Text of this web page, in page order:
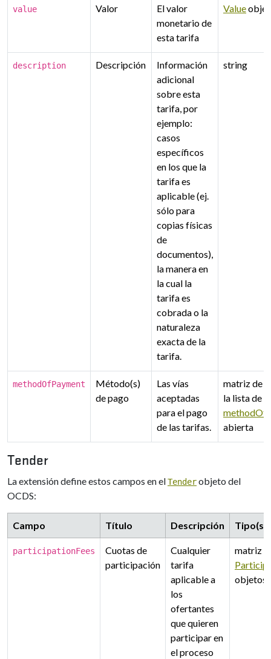
value Valor
El valor
monetario de
esta tarifa
Value
description Descripción
Información
adicional
sobre esta
tarifa, por
ejemplo:
casos
específicos
en los que la
tarifa es
aplicable (ej.
sólo para
copias físicas
de
documentos),
la manera en
la cual la
tarifa es
cobrada o la
naturaleza
exacta de la
tarifa.
string
methodOfPayment
Método(s)
de pago
Las vías
aceptadas
para el pago
de las tarifas.
matriz de
la lista de
abierta
Tender
La extensión define estos campos en elTenderobjeto del
OCDS:
Campo Título Descripción Tipo(s)
participationFees
Cuotas de
participación
Cualquier
tarifa
aplicable a
los
ofertantes
que quieren
participar en
el proceso
matriz
objetos